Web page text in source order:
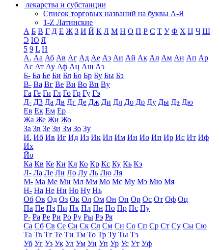
лекарства и субстанции
Список торговых названий на буквы А-Я
1-Z Латинские
А Б В Г Д Е Ж З И Й К Л М Н О П Р С Т У Ф Х Ц Ч Ш
Э Ю Я
5 9 L H
А. Аа Аб Ав Аг Ад Ае Аз Аи Ай Ак Ал Ам Ан Ап Ар
Ас Ат Ау Аф Ац Аш Аэ
Б- Ба Бе Би Бл Бо Бр Бу Бы Бэ
В- Ва Вг Ве Ви Во Вп Ву
Га Ге Ги Гл Го Гр Гу Гэ
Д- Д3 Да Дв Дг Де Дж Ди Дл До Др Ду Ды Дэ Дю
Ев Ек Ем Ер
Жа Же Жи Жо
За Зв Зе Зи Зм Зо Зу
И. Иб Ив Иг Ид Из Ик Ил Им Ин Ио Ип Ир Ис Ит Иф
Их
Йо
Ка Кв Ке Ки Кл Ко Кр Кс Ку Кь Кэ
Л- Ла Ле Ли Ло Лу Ль Лю Ля
М- Ма Ме Ми Мл Мм Мо Мс Му Мэ Мю Мя
Н- На Не Ни Но Ну Нь
Об Ов Од Оз Ок Ол Ом Он Оп Ор Ос От Оф Оц
Па Пе Пз Пи Пк Пл Пн По Пр Пс Пу
Р- Ра Ре Ри Ро Ру Ры Рэ Ря
Са Сб Св Се Си Ск Сл См Сн Со Сп Ср Ст Су Сы Сю
Та Тв Тг Те Ти Тм То Тр Ту Ты Тэ
Уб Уг Уз Ук Ул Ум Ун Уп Ур Ус Ут Уф